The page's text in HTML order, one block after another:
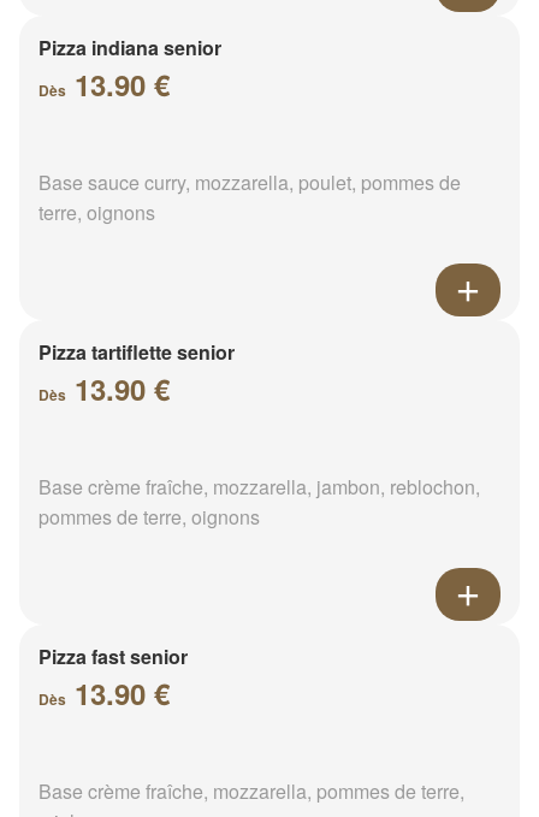
Pizza indiana senior
Dès 13.90 €
Base sauce curry, mozzarella, poulet, pommes de
terre, oignons
Pizza tartiflette senior
Dès 13.90 €
Base crème fraîche, mozzarella, jambon, reblochon,
pommes de terre, oignons
Pizza fast senior
Dès 13.90 €
Base crème fraîche, mozzarella, pommes de terre,